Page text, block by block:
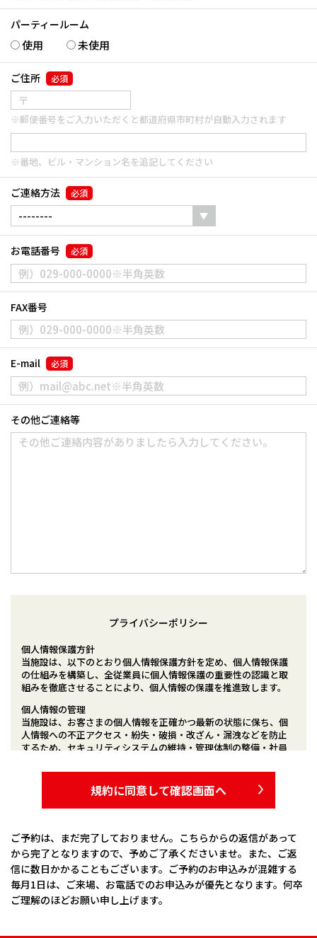
パーティールーム
使用 未使用
ご住所 必須
※郵便番号をご入力いただくと都道府県市町村が自動入力されます
※番地、ビル・マンション名を追記してください
ご連絡方法 必須
お電話番号 必須
FAX番号
E-mail 必須
その他ご連絡等
プライバシーポリシー
個人情報保護方針
当施設は、以下のとおり個人情報保護方針を定め、個人情報保護
の仕組みを構築し、全従業員に個人情報保護の重要性の認識と取
組みを徹底させることにより、個人情報の保護を推進致します。
個人情報の管理
当施設は、お客さまの個人情報を正確かつ最新の状態に保ち、個
人情報への不正アクセス・紛失・破損・改ざん・漏洩などを防止
するため、セキュリティシステムの維持・管理体制の整備・社員
厳重な管理を行ないます。
個人情報の利用目的
本ウェブサイトでは、お客様からのお問い合わせ時に、お名前、
ございますが、これらの個人情報はご提供いただく際の目的以外
では利用いたしません。
お客さまからお預かりした個人情報は、当社からのご連絡や業務
のご案内やご質問に対する回答として、電子メールや資料のご送
付に利用いたします。
個人情報の第三者への開示・提供の禁止
規約に同意して確認画面へ
ご予約は、まだ完了しておりません。こちらからの返信があって
から完了となりますので、予めご了承くださいませ。また、ご返
信に数日かかることもございます。ご予約のお申込みが混雑する
毎月1日は、ご来場、お電話でのお申込みが優先となります。何卒
ご理解のほどお願い申し上げます。